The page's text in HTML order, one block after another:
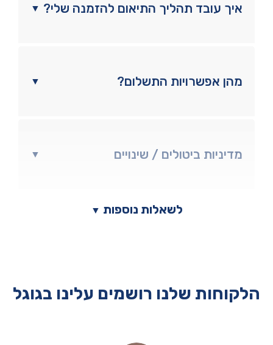
▼ איך עובד תהליך התיאום להזמנה שלי?
▼ מהן אפשרויות התשלום?
▼ מדיניות ביטולים / שינויים
▼ לשאלות נוספות
הלקוחות שלנו רושמים עלינו בגוגל